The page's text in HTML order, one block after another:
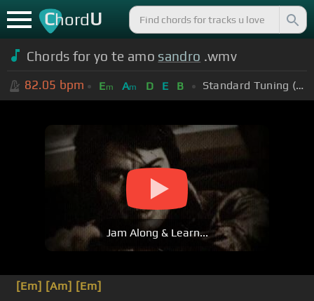
ChordU
Chords for yo te amo sandro .wmv
82.05 bpm Em Am D E B Standard Tuning (EADGBE)
Jam Along & Learn...
[Em] [Am] [Em]